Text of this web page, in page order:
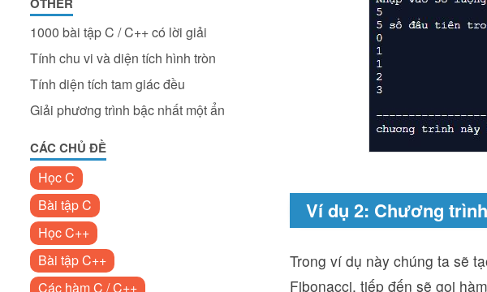
1000 bài tập C / C++ có lời giải
Tính chu vi và diện tích hình tròn
Tính diện tích tam giác đều
Giải phương trình bậc nhất một ẩn
CÁC CHỦ ĐỀ
Học C
Bài tập C
Học C++
Bài tập C++
Các hàm C / C++
Ví dụ 2: Chương
Trong ví dụ này chúng ta sẽ
Fibonacci, tiếp đến sẽ gọi